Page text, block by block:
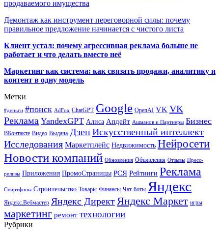
продаваемого имущества
Демонтаж как инструмент переговорной силы: почему
правильное предложение начинается с чистого листа
Клиент устал: почему агрессивная реклама больше не
работает и что делать вместо неё
Маркетинг как система: как связать продажи, аналитику и
контент в одну модель
Метки
#деньги #поиск AdFox ChatGPT Google OpenAI VK VK
Реклама YandexGPT Алиса Апдейт Ашманов и Партнеры Бизнес
ВКонтакте Видео Выдача ДзенИскусственный интеллект
Исследования Маркетплейс Недвижимость Нейросети
Новости компаний Обновления Объявления Отзывы Пресс-
релизы Приложения ПромоСтраницы РСЯ Рейтинги Реклама
Смартфоны Строительство Товары Финансы Чат-боты Яндекс
Яндекс.Вебмастер Яндекс Директ Яндекс Маркет игры
маркетинг ремонт технологии
Рубрики